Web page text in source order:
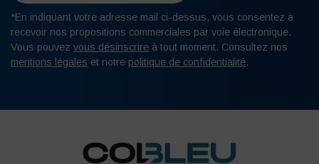
casques de chantier
sont indispensables pour se
protéger des chocs à la tête. COLBLEU vous donne la
possibilité de personnaliser votre casque à l’image de votre
votre société auprès de vos clients.
Pour protéger les yeux de vos salariés, COLBLEU vous
propose plusieurs modèles de lunettes de protection de
*En indiquant votre adresse mail ci-dessus, vous consentez à
recevoir nos propositions commerciales par voie électronique.
Vous pouvez vous désinscrire à tout moment. Consultez nos
mentions légales et notre politique de confidentialité.